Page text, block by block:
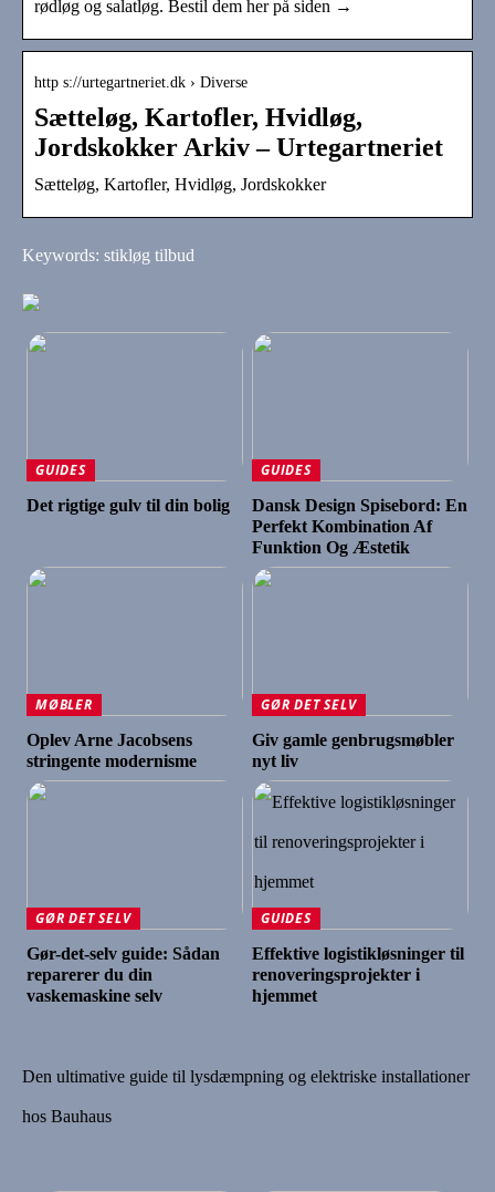
rødløg og salatløg. Bestil dem her på siden →
http s://urtegartneriet.dk › Diverse
Sætteløg, Kartofler, Hvidløg,
Jordskokker Arkiv – Urtegartneriet
Sætteløg, Kartofler, Hvidløg, Jordskokker
Keywords: stikløg tilbud
GUIDES
Det rigtige gulv til din bolig
GUIDES
Dansk Design Spisebord: En
Perfekt Kombination Af
Funktion Og Æstetik
MØBLER
Oplev Arne Jacobsens
stringente modernisme
GØR DET SELV
Giv gamle genbrugsmøbler
nyt liv
GØR DET SELV
Gør-det-selv guide: Sådan
reparerer du din
vaskemaskine selv
GUIDES
Effektive logistikløsninger til
renoveringsprojekter i
hjemmet
Den ultimative guide til lysdæmpning og elektriske installationer
hos Bauhaus